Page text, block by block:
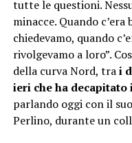
tutte le questioni.
minacce. Quando
chiedevamo, quando
rivolgevamo a loro”.
della curva Nord, trai
ieri che ha
parlando oggi con il
Perlino, durante un